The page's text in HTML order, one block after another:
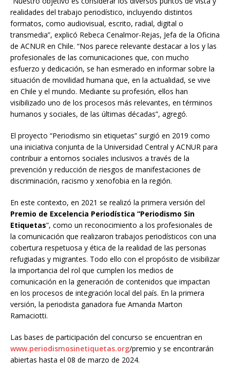
realidades del trabajo periodístico, incluyendo distintos
formatos, como audiovisual, escrito, radial, digital o
transmedia”, explicó Rebeca Cenalmor-Rejas, Jefa de la Oficina
de ACNUR en Chile. “Nos parece relevante destacar a los y las
profesionales de las comunicaciones que, con mucho
esfuerzo y dedicación, se han esmerado en informar sobre la
situación de movilidad humana que, en la actualidad, se vive
en Chile y el mundo. Mediante su profesión, ellos han
visibilizado uno de los procesos más relevantes, en términos
humanos y sociales, de las últimas décadas”, agregó.
El proyecto “Periodismo sin etiquetas” surgió en 2019 como
una iniciativa conjunta de la Universidad Central y ACNUR para
contribuir a entornos sociales inclusivos a través de la
prevención y reducción de riesgos de manifestaciones de
discriminación, racismo y xenofobia en la región.
En este contexto, en 2021 se realizó la primera versión del
Premio de Excelencia Periodística “Periodismo Sin
Etiquetas”, como un reconocimiento a los profesionales de
la comunicación que realizaron trabajos periodísticos con una
cobertura respetuosa y ética de la realidad de las personas
refugiadas y migrantes. Todo ello con el propósito de visibilizar
la importancia del rol que cumplen los medios de
comunicación en la generación de contenidos que impactan
en los procesos de integración local del país. En la primera
versión, la periodista ganadora fue Amanda Marton
Ramaciotti.
Las bases de participación del concurso se encuentran en
www.periodismosinetiquetas.org/premio y se encontrarán
abiertas hasta el 08 de marzo de 2024.